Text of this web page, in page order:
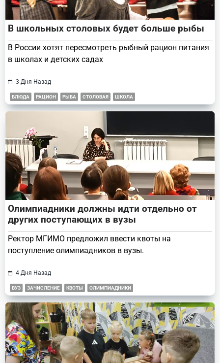
В школьных столовых будет больше рыбы
В России хотят пересмотреть рыбный рацион питания
в школах и детских садах
3 Дня Назад
БЛЮДА РАЦИОН РЫБА СТОЛОВАЯ ШКОЛА
Олимпиадники должны идти отдельно от
других поступающих в вузы
Ректор МГИМО предложил ввести квоты на
поступление олимпиадников в вузы.
4 Дня Назад
ВУЗ ЗАЧИСЛЕНИЕ КВОТЫ ОЛИМПИАДНИКИ